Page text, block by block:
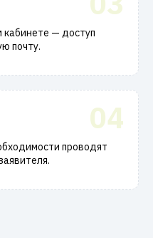
кабинете — доступ
почту.
04
проводят